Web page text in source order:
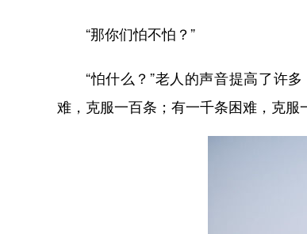
“那你们怕不怕？”
“怕什么？”老人的声音提高了许多
难，克服一百条；有一千条困难，克服